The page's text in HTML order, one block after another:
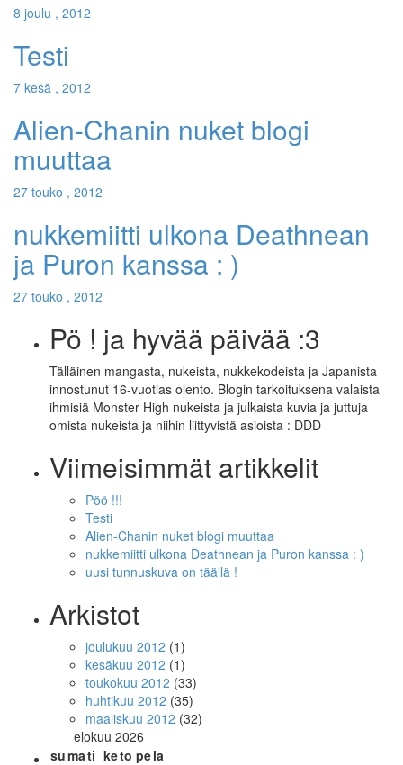
8 joulu , 2012
Testi
7 kesä , 2012
Alien-Chanin nuket blogi
muuttaa
27 touko , 2012
nukkemiitti ulkona Deathnean
ja Puron kanssa : )
27 touko , 2012
Pö ! ja hyvää päivää :3
Tälläinen mangasta, nukeista, nukkekodeista ja Japanista
innostunut 16-vuotias olento. Blogin tarkoituksena valaista
ihmisiä Monster High nukeista ja julkaista kuvia ja juttuja
omista nukeista ja niihin liittyvistä asioista : DDD
Viimeisimmät artikkelit
Pöö !!!
Testi
Alien-Chanin nuket blogi muuttaa
nukkemiitti ulkona Deathnean ja Puron kanssa : )
uusi tunnuskuva on täällä !
Arkistot
joulukuu 2012 (1)
kesäkuu 2012 (1)
toukokuu 2012 (33)
huhtikuu 2012 (35)
maaliskuu 2012 (32)
elokuu 2026
sumati keto pela